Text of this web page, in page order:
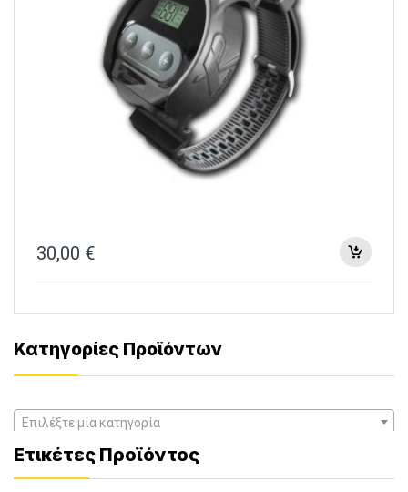
30,00 €
Κατηγορίες Προϊόντων
Επιλέξτε μία κατηγορία
Ετικέτες Προϊόντος